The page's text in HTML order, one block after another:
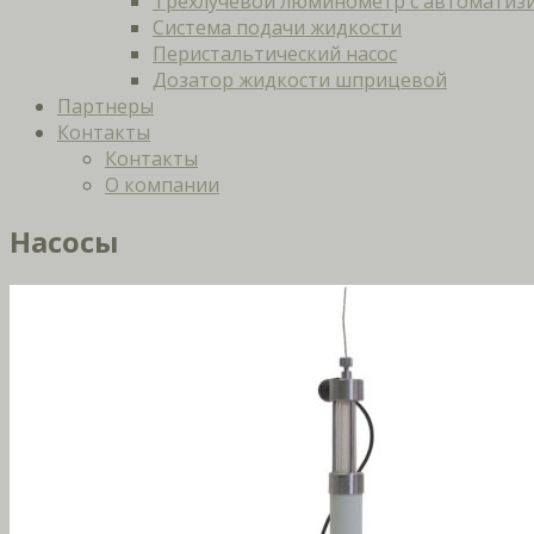
Система подачи жидкости
Перистальтический насос
Дозатор жидкости шприцевой
Партнеры
Контакты
Контакты
О компании
Насосы